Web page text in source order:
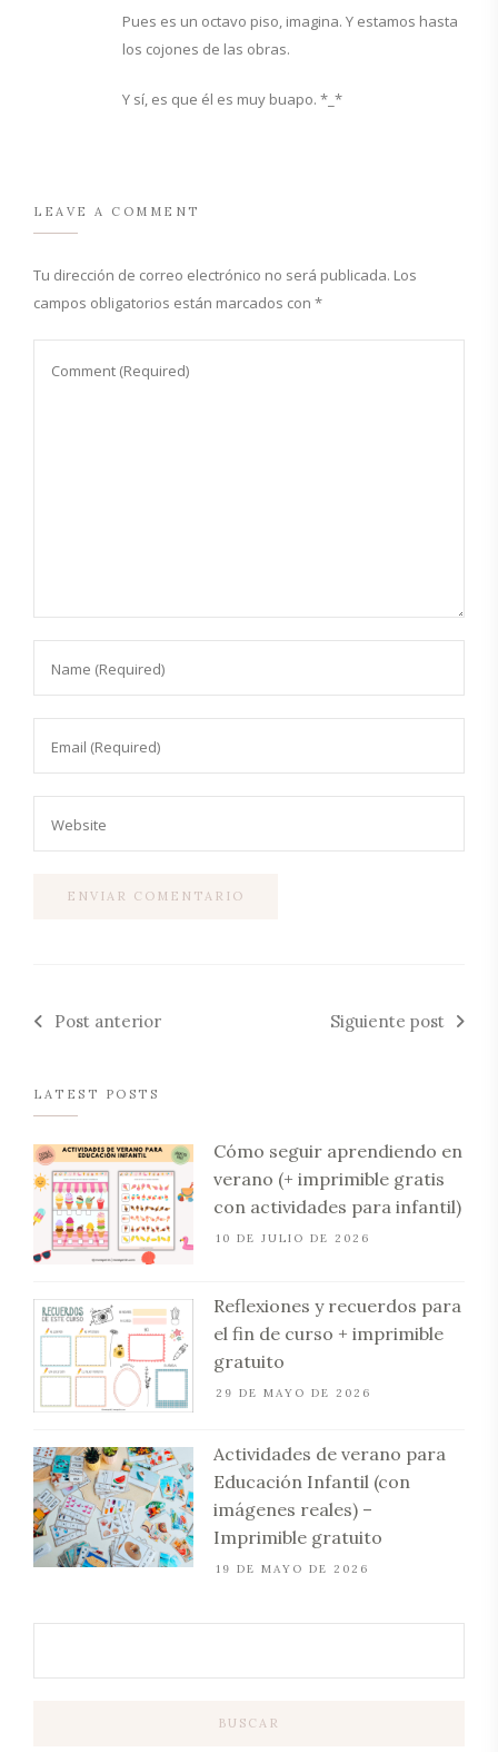
Pues es un octavo piso, imagina. Y estamos hasta
los cojones de las obras.
Y sí, es que él es muy buapo. *_*
LEAVE A COMMENT
Tu dirección de correo electrónico no será publicada. Los
campos obligatorios están marcados con *
Post anterior Siguiente post
LATEST POSTS
Cómo seguir aprendiendo en
verano (+ imprimible gratis
con actividades para infantil)
10 DE JULIO DE 2026
Reflexiones y recuerdos para
el fin de curso + imprimible
gratuito
29 DE MAYO DE 2026
Actividades de verano para
Educación Infantil (con
imágenes reales) –
Imprimible gratuito
19 DE MAYO DE 2026
BUSCAR